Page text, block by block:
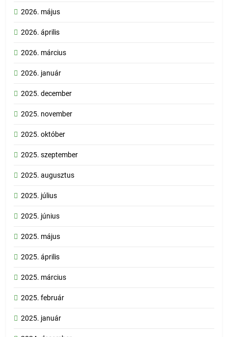
2026. május
2026. április
2026. március
2026. január
2025. december
2025. november
2025. október
2025. szeptember
2025. augusztus
2025. július
2025. június
2025. május
2025. április
2025. március
2025. február
2025. január